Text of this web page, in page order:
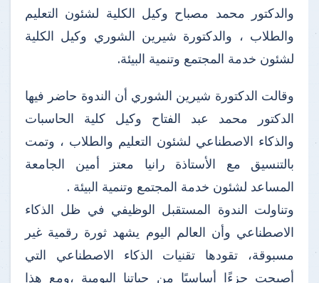
والدكتور محمد مصباح وكيل الكلية لشئون التعليم
والطلاب ، والدكتورة شيرين الشوري وكيل الكلية
لشئون خدمة المجتمع وتنمية البيئة.
وقالت الدكتورة شيرين الشوري أن الندوة حاضر فيها
الدكتور محمد عبد الفتاح وكيل كلية الحاسبات
والذكاء الاصطناعي لشئون التعليم والطلاب ، وتمت
بالتنسيق مع الأستاذة رانيا معتز أمين الجامعة
المساعد لشئون خدمة المجتمع وتنمية البيئة .
وتناولت الندوة المستقبل الوظيفي في ظل الذكاء
الاصطناعي وأن العالم اليوم يشهد ثورة رقمية غير
مسبوقة، تقودها تقنيات الذكاء الاصطناعي التي
أصبحت جزءًا أساسيًا من حياتنا اليومية ،ومع هذا